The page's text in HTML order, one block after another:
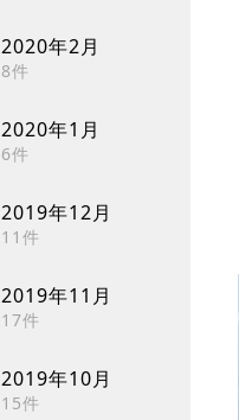
2020年2月
8件
2020年1月
6件
2019年12月
11件
2019年11月
17件
2019年10月
15件